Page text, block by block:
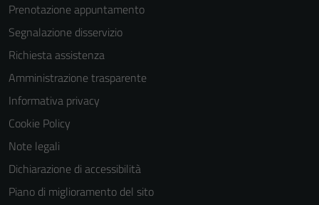
Prenotazione appuntamento
Segnalazione disservizio
Richiesta assistenza
Amministrazione trasparente
Informativa privacy
Cookie Policy
Note legali
Dichiarazione di accessibilità
Piano di miglioramento del sito